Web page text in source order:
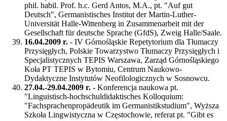
phil. habil. Prof. h.c. Gerd Antos, M.A., pt. "Auf gut
Deutsch", Germanistisches Institut der Martin-Luther-
Universität Halle-Wittenberg in Zusammenarbeit mit der
Gesellschaft für deutsche Sprache (GfdS), Zweig Halle/Saale.
16.04.2009 r. - IV Górnośląskie Repetytorium dla Tłumaczy
Przysięgłych, Polskie Towarzystwo Tłumaczy Przysięgłych i
Specjalistycznych TEPIS Warszawa, Zarząd Górnośląskiego
Koła PT TEPIS w Bytomiu, Centrum Naukowo-
Dydaktyczne Instytutów Neofilologicznych w Sosnowcu.
27.04.-29.04.2009 r. - Konferencja naukowa pt.
"Linguistisch-hochschuldidaktisches Kolloquium:
"Fachsprachenpropädeutik im Germanistikstudium", Wyższa
Szkoła Lingwistyczna w Częstochowie, referat pt. "Gibt es